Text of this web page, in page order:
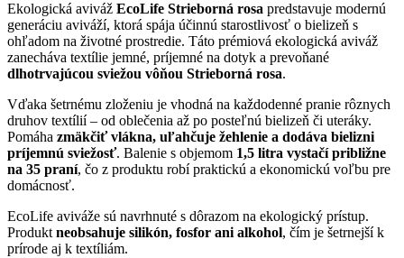
Ekologická aviváž EcoLife Strieborná rosa predstavuje modernú
generáciu aviváží, ktorá spája účinnú starostlivosť o bielizeň s
ohľadom na životné prostredie. Táto prémiová ekologická aviváž
zanecháva textílie jemné, príjemné na dotyk a prevoňané
dlhotrvajúcou sviežou vôňou Strieborná rosa.
Vďaka šetrnému zloženiu je vhodná na každodenné pranie rôznych
druhov textílií – od oblečenia až po posteľnú bielizeň či uteráky.
Pomáha zmäkčiť vlákna, uľahčuje žehlenie a dodáva bielizni
príjemnú sviežosť. Balenie s objemom 1,5 litra vystačí približne
na 35 praní, čo z produktu robí praktickú a ekonomickú voľbu pre
domácnosť.
EcoLife aviváže sú navrhnuté s dôrazom na ekologický prístup.
Produkt neobsahuje silikón, fosfor ani alkohol, čím je šetrnejší k
prírode aj k textíliám.